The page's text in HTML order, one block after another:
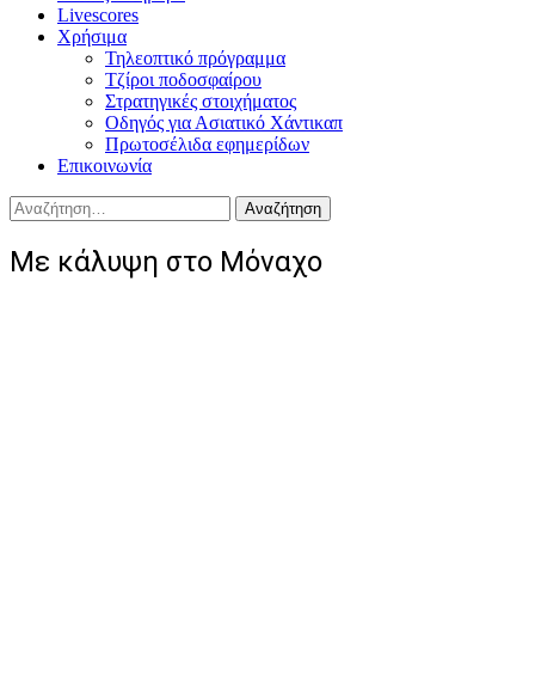
Livescores
Χρήσιμα
Τηλεοπτικό πρόγραμμα
Τζίροι ποδοσφαίρου
Στρατηγικές στοιχήματος
Οδηγός για Ασιατικό Χάντικαπ
Πρωτοσέλιδα εφημερίδων
Επικοινωνία
Αναζήτηση
για:
Με κάλυψη στο Μόναχο